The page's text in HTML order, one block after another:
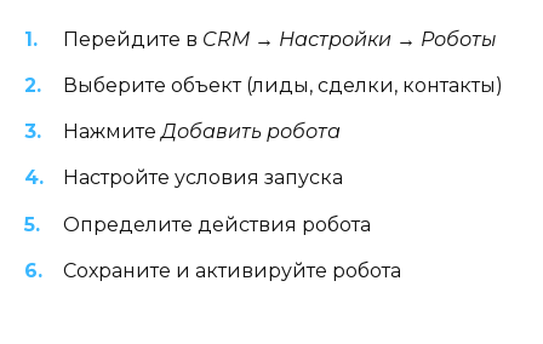
Перейдите в CRM → Настройки → Роботы
Выберите объект (лиды, сделки, контакты)
НажмитеДобавить робота
Настройте условия запуска
Определите действия робота
Сохраните и активируйте робота